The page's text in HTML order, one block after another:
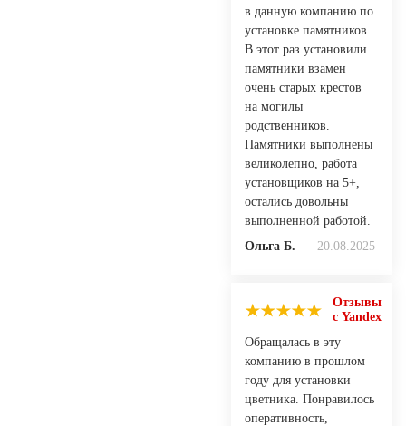
в данную компанию по
установке памятников.
В этот раз установили
памятники взамен
очень старых крестов
на могилы
родственников.
Памятники выполнены
великолепно, работа
установщиков на 5+,
остались довольны
выполненной работой.
Ольга Б.
20.08.2025
Отзывы
с Yandex
Обращалась в эту
компанию в прошлом
году для установки
цветника. Понравилось
оперативность,